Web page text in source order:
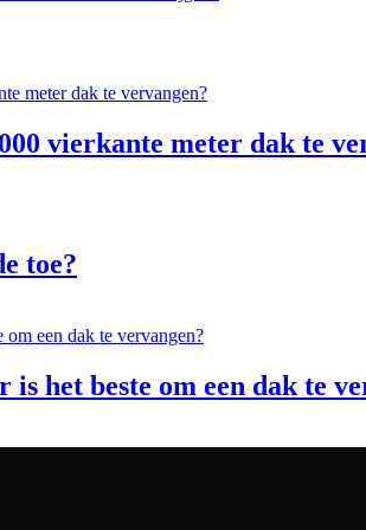
vierkante meter dak te
toe?
het beste om een dak te